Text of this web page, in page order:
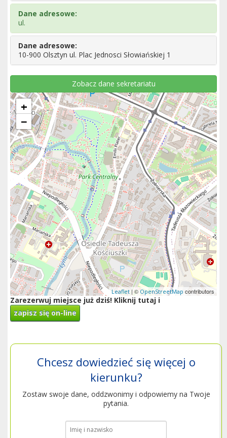
Dane adresowe:
ul.
Dane adresowe:
10-900 Olsztyn ul. Plac Jednosci Słowiańskiej 1
Zobacz dane sekretariatu
+
−
Leaflet| ©OpenStreetMap contributors
Zarezerwuj miejsce już dziś! Kliknij tutaj i
zapisz się on-line
Chcesz dowiedzieć się więcej o
kierunku?
Zostaw swoje dane, oddzwonimy i odpowiemy na Twoje
pytania.